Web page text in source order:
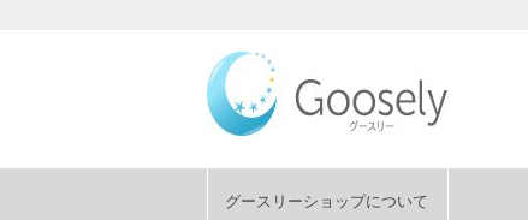
グースリーショップについて